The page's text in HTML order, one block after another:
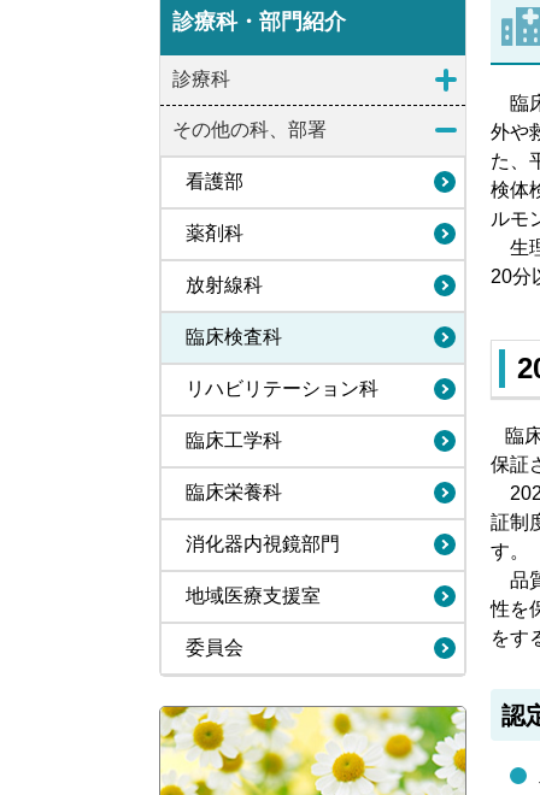
臨
外や
た、
検体
ルモ
生
20分
臨
保証
証制
す。
品
性を
をす
認
診療科・部門紹介
診療科
その他の科、部署
看護部
薬剤科
放射線科
臨床検査科
リハビリテーション科
臨床工学科
臨床栄養科
消化器内視鏡部門
地域医療支援室
委員会